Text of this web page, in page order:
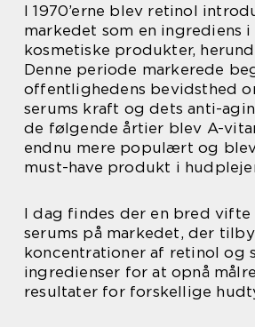
I 1970’erne blev retinol
markedet som en ingrediens
kosmetiske produkter,
Denne periode markerede
offentlighedens bevidsthed
serums kraft og dets anti-
de følgende årtier blev A-
endnu mere populært og
must-have produkt i
I dag findes der en bred vifte
serums på markedet, der
koncentrationer af retinol og
ingredienser for at opnå
resultater for forskellige